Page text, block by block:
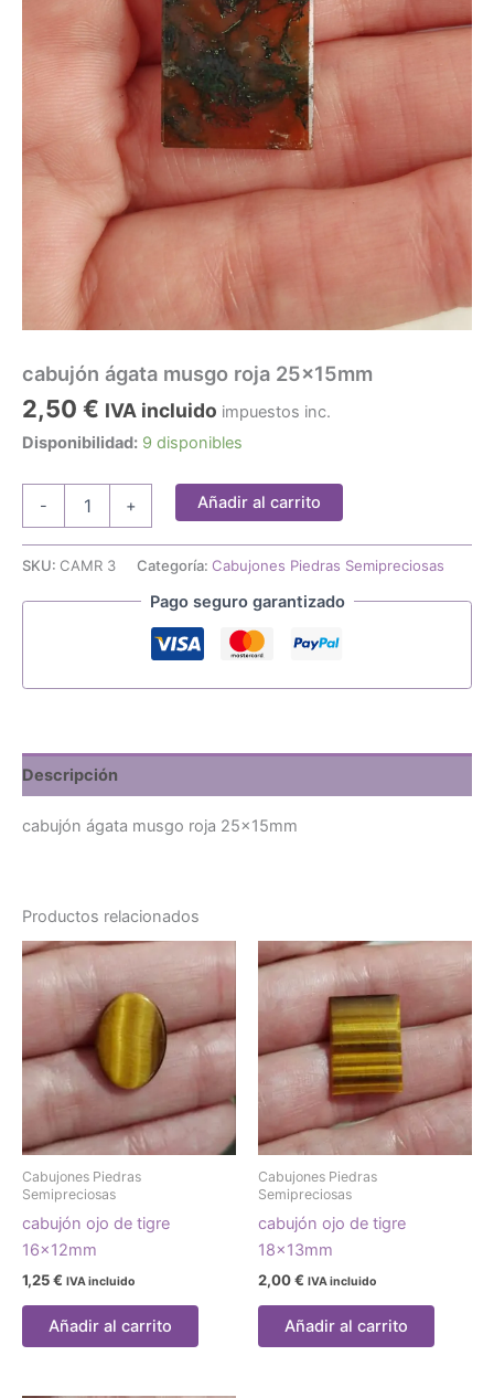
cabujón ágata musgo roja 25x15mm
2,50 € IVA incluido impuestos inc.
Disponibilidad: 9 disponibles
-
roja
cantidad
+ Añadir al carrito
SKU: CAMR 3 Categoría: Cabujones Piedras Semipreciosas
Pago seguro garantizado
Descripción
cabujón ágata musgo roja 25x15mm
Productos relacionados
Cabujones Piedras
Semipreciosas
cabujón ojo de tigre
16x12mm
1,25€ IVA incluido
Añadir al carrito
Cabujones Piedras
Semipreciosas
cabujón ojo de tigre
18x13mm
2,00€ IVA incluido
Añadir al carrito